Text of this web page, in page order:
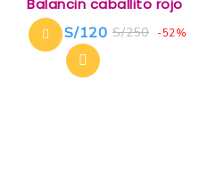
out
of
5
S/250
S/120 -52%